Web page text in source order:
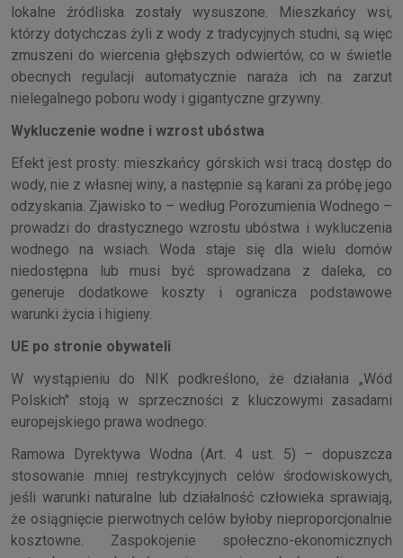
lokalne źródliska zostały wysuszone. Mieszkańcy wsi,
którzy dotychczas żyli z wody z tradycyjnych studni, są więc
zmuszeni do wiercenia głębszych odwiertów, co w świetle
obecnych regulacji automatycznie naraża ich na zarzut
nielegalnego poboru wody i gigantyczne grzywny.
Wykluczenie wodne i wzrost ubóstwa
Efekt jest prosty: mieszkańcy górskich wsi tracą dostęp do
wody, nie z własnej winy, a następnie są karani za próbę jego
odzyskania. Zjawisko to – według Porozumienia Wodnego –
prowadzi do drastycznego wzrostu ubóstwa i wykluczenia
wodnego na wsiach. Woda staje się dla wielu domów
niedostępna lub musi być sprowadzana z daleka, co
generuje dodatkowe koszty i ogranicza podstawowe
warunki życia i higieny.
UE po stronie obywateli
W wystąpieniu do NIK podkreślono, że działania „Wód
Polskich" stoją w sprzeczności z kluczowymi zasadami
europejskiego prawa wodnego:
Ramowa Dyrektywa Wodna (Art. 4 ust. 5) – dopuszcza
stosowanie mniej restrykcyjnych celów środowiskowych,
jeśli warunki naturalne lub działalność człowieka sprawiają,
że osiągnięcie pierwotnych celów byłoby nieproporcjonalnie
kosztowne. Zaspokojenie społeczno-ekonomicznych